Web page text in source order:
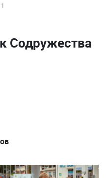
1
Содружества